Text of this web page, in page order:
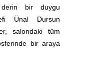
derin bir duygu
Ünal Dursun
salondaki tüm
bir araya